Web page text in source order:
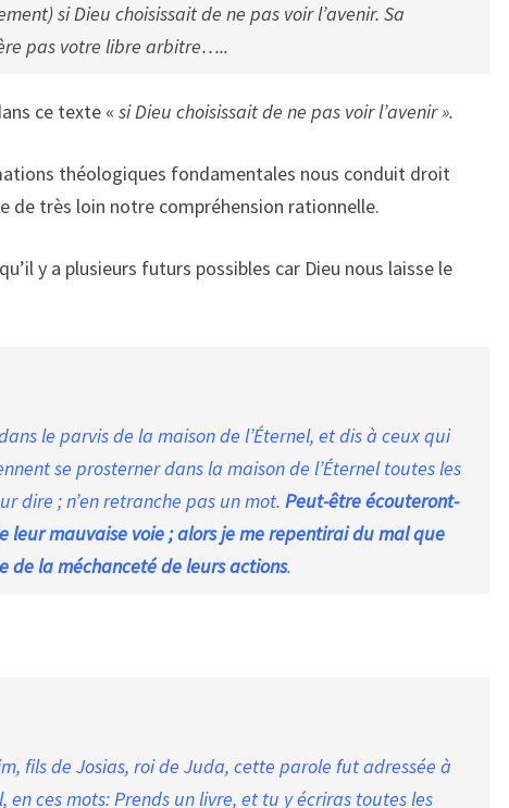
si Dieu choisissait de ne pas voir lʼavenir. Sa
pas votre libre arbitre…..
ce texte « si Dieu choisissait de ne pas voir lʼavenir ».
théologiques fondamentales nous conduit droit
de très loin notre compréhension rationnelle.
y a plusieurs futurs possibles car Dieu nous laisse le
le parvis de la maison de l’Éternel, et dis à ceux qui
se prosterner dans la maison de l’Éternel toutes les
dire ; n’en retranche pas un mot. Peut-être écouteront-
leur mauvaise voie ; alors je me repentirai du mal que
de la méchanceté de leurs actions.
fils de Josias, roi de Juda, cette parole fut adressée à
en ces mots: Prends un livre, et tu y écriras toutes les